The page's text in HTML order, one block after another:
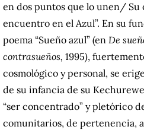
en dos puntos que lo unen/ Su
encuentro en el Azul”. En su
poema “Sueño azul” (en De
contrasueños, 1995),
cosmológico y personal, se
de su infancia de su
“ser concentrado” y pletórico
comunitarios, de pertenencia,